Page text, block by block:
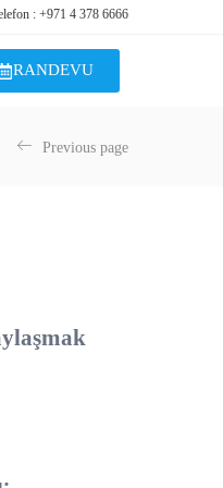
: +971 4 378 6666
RANDEVU
Previous page